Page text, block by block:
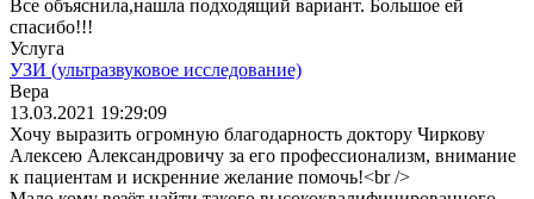
Все объяснила,нашла подходящий вариант. Большое ей
спасибо!!!
Услуга
УЗИ (ультразвуковое исследование)
Вера
13.03.2021 19:29:09
Хочу выразить огромную благодарность доктору Чиркову
Алексею Александровичу за его профессионализм, внимание
к пациентам и искренние желание помочь!<br />